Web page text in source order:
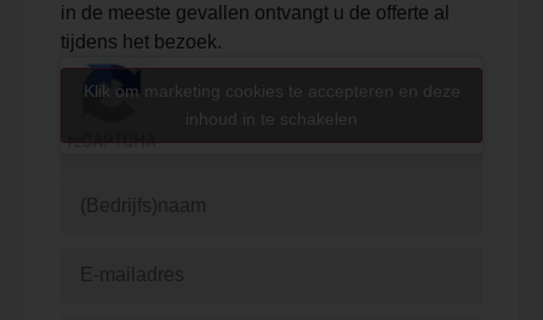
in de meeste gevallen ontvangt u de offerte al
tijdens het bezoek.
Klik om marketing cookies te accepteren en deze
inhoud in te schakelen